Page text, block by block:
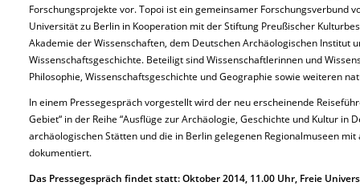
Forschungsprojekte vor. Topoi ist ein gemeinsamer Forschungsverbund
Universität zu Berlin in Kooperation mit der Stiftung Preußischer
Akademie der Wissenschaften, dem Deutschen Archäologischen Institut
Wissenschaftsgeschichte. Beteiligt sind Wissenschaftlerinnen und
Philosophie, Wissenschaftsgeschichte und Geographie sowie weiteren
In einem Pressegespräch vorgestellt wird der neu erscheinende
Gebiet“ in der Reihe “Ausflüge zur Archäologie, Geschichte und Kultur in
archäologischen Stätten und die in Berlin gelegenen Regionalmuseen
dokumentiert.
Das Pressegespräch findet statt: Oktober 2014, 11.00 Uhr, Freie